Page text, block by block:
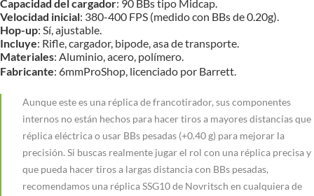
Capacidad del cargador: 90 BBs tipo Midcap.
Velocidad inicial: 380-400 FPS (medido con BBs de 0.20g).
Hop-up: Sí, ajustable.
Incluye: Rifle, cargador, bipode, asa de transporte.
Materiales: Aluminio, acero, polímero.
Fabricante: 6mmProShop, licenciado por Barrett.
Aunque este es una réplica de francotirador, sus componentes
internos no están hechos para hacer tiros a mayores distancias que
réplica eléctrica o usar BBs pesadas (+0.40 g) para mejorar la
precisión. Si buscas realmente jugar el rol con una réplica precisa y
que pueda hacer tiros a largas distancia con BBs pesadas,
recomendamos una réplica SSG10 de Novritsch en cualquiera de